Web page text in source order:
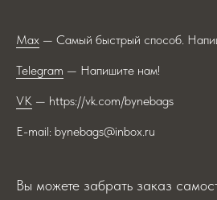
Max — Самый быстрый способ.
Telegram — Напишите нам!
VK — https://vk.com/bynebags
E-mail: bynebags@inbox.ru
Вы можете забрать заказ